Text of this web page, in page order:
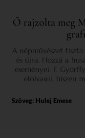
Ő rajzolta meg
A népművészet
és újra. Hozzá a
eseményei. F.
elolvasni, hiszen
Szöveg: Hulej Emese